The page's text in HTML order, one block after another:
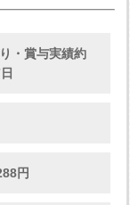
・賞与実績約
円